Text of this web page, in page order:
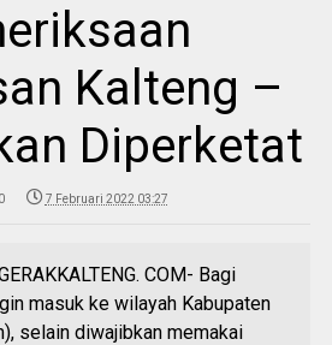
Kalteng –
Diperketat
7 Februari 2022 03:27
COM- Bagi
masuk ke wilayah Kabupaten
selain diwajibkan memakai